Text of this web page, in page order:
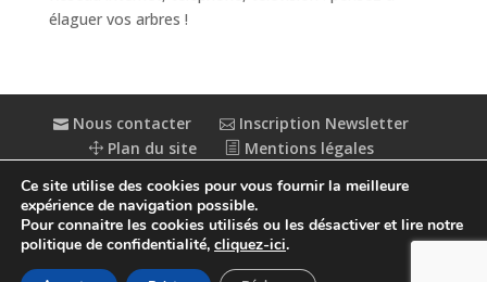
élaguer vos arbres !
Nous contacter
Inscription Newsletter
Plan du site
Mentions légales
Accessibilité : partiellement conforme
Ce site utilise des cookies pour vous fournir la meilleure
expérience de navigation possible.
Pour connaitre les cookies utilisés ou les désactiver et lire notre
politique de confidentialité, cliquez-ici.